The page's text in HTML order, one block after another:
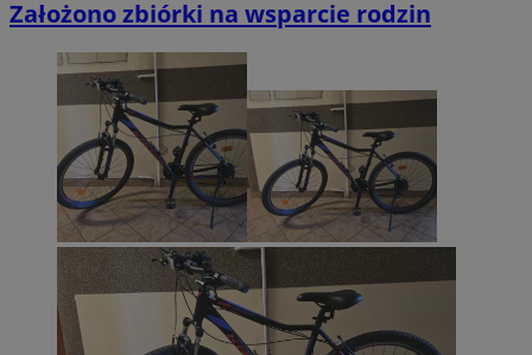
Założono zbiórki na wsparcie rodzin